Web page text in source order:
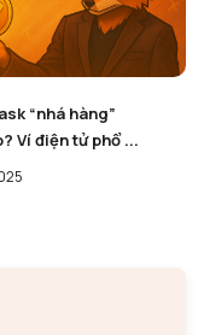
“nhá hàng”
Ví điện tử phổ ...